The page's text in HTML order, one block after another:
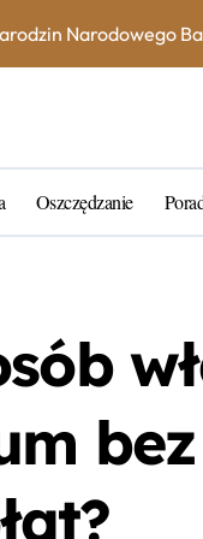
książeczce
jak uniknąć
porady na
wybrać najlepszą
Oszczędzanie
bez